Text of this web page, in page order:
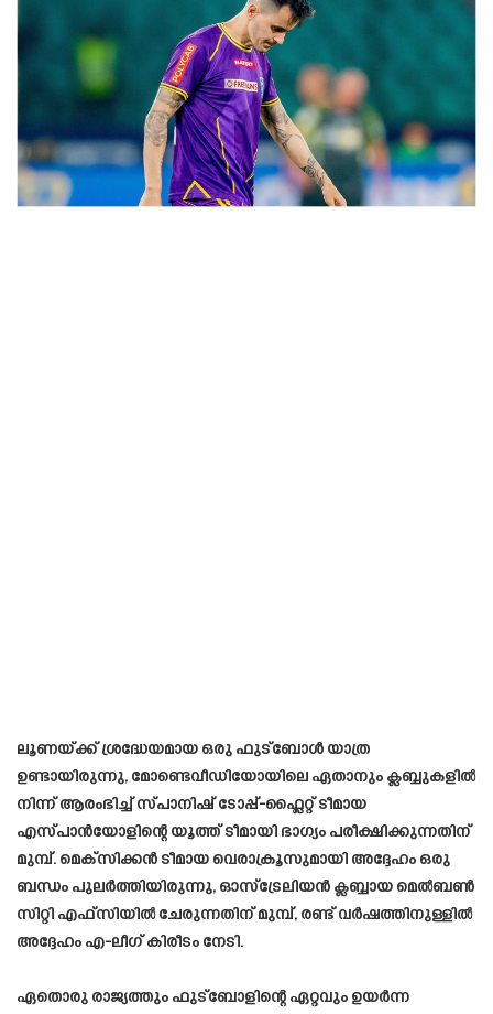
ലൂണയ്ക്ക് ശ്രദ്ധേയമായ ഒരു ഫുട്ബോൾ യാത്ര
ഉണ്ടായിരുന്നു, മോണ്ടെവീഡിയോയിലെ ഏതാനും ക്ലബ്ബുകളിൽ
നിന്ന് ആരംഭിച്ച് സ്പാനിഷ് ടോപ്പ്-ഫ്ലൈറ്റ് ടീമായ
എസ്പാൻയോളിന്റെ യൂത്ത് ടീമായി ഭാഗ്യം പരീക്ഷിക്കുന്നതിന്
മുമ്പ്. മെക്സിക്കൻ ടീമായ വെരാക്രൂസുമായി അദ്ദേഹം ഒരു
ബന്ധം പുലർത്തിയിരുന്നു, ഓസ്‌ട്രേലിയൻ ക്ലബ്ബായ മെൽബൺ
സിറ്റി എഫ്‌സിയിൽ ചേരുന്നതിന് മുമ്പ്, രണ്ട് വർഷത്തിനുള്ളിൽ
അദ്ദേഹം എ-ലീഗ് കിരീടം നേടി.
ഏതൊരു രാജ്യത്തും ഫുട്ബോളിന്റെ ഏറ്റവും ഉയർന്ന